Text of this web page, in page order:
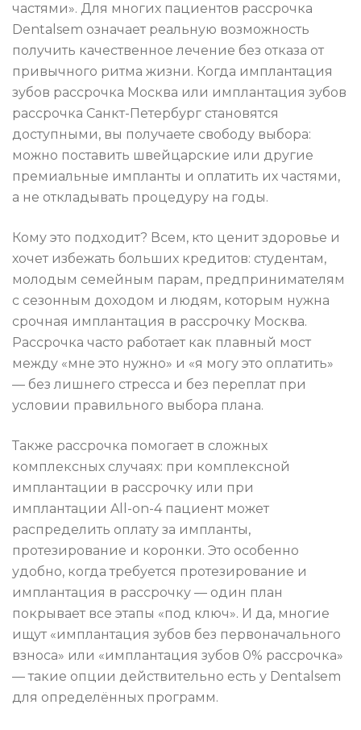
частями». Для многих пациентов рассрочка
Dentalsem означает реальную возможность
получить качественное лечение без отказа от
привычного ритма жизни. Когда имплантация
зубов рассрочка Москва или имплантация зубов
рассрочка Санкт-Петербург становятся
доступными, вы получаете свободу выбора:
можно поставить швейцарские или другие
премиальные импланты и оплатить их частями,
а не откладывать процедуру на годы.
Кому это подходит? Всем, кто ценит здоровье и
хочет избежать больших кредитов: студентам,
молодым семейным парам, предпринимателям
с сезонным доходом и людям, которым нужна
срочная имплантация в рассрочку Москва.
Рассрочка часто работает как плавный мост
между «мне это нужно» и «я могу это оплатить»
— без лишнего стресса и без переплат при
условии правильного выбора плана.
Также рассрочка помогает в сложных
комплексных случаях: при комплексной
имплантации в рассрочку или при
имплантации All-on-4 пациент может
распределить оплату за импланты,
протезирование и коронки. Это особенно
удобно, когда требуется протезирование и
имплантация в рассрочку — один план
покрывает все этапы «под ключ». И да, многие
ищут «имплантация зубов без первоначального
взноса» или «имплантация зубов 0% рассрочка»
— такие опции действительно есть у Dentalsem
для определённых программ.